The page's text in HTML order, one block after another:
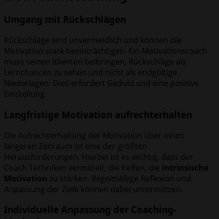
Umgang mit Rückschlägen
Rückschläge sind unvermeidlich und können die
Motivation stark beeinträchtigen. Ein Motivationscoach
muss seinen Klienten beibringen, Rückschläge als
Lernchancen zu sehen und nicht als endgültige
Niederlagen. Dies erfordert Geduld und eine positive
Einstellung.
Langfristige Motivation aufrechterhalten
Die Aufrechterhaltung der Motivation über einen
längeren Zeitraum ist eine der größten
Herausforderungen. Hierbei ist es wichtig, dass der
Coach Techniken vermittelt, die helfen, die intrinsische
Motivation zu stärken. Regelmäßige Reflexion und
Anpassung der Ziele können dabei unterstützen.
Individuelle Anpassung der Coaching-